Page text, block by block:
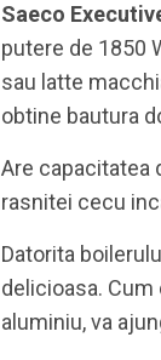
Saeco
putere de 1850
sau latte
obtine bautura
Are capacitatea
rasnitei cecu
Datorita
delicioasa.
aluminiu, va